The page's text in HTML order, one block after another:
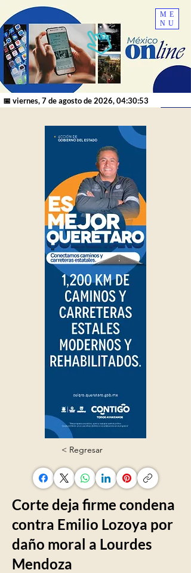
ME
NU
📅 viernes, 7 de agosto de 2026, 04:30:53
< Regresar
Corte deja firme condena
contra Emilio Lozoya por
daño moral a Lourdes
Mendoza